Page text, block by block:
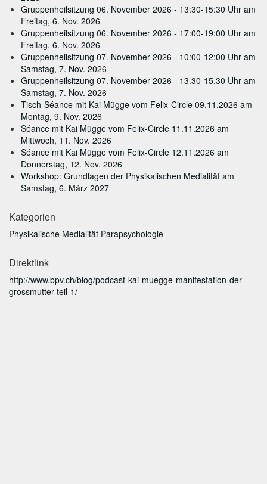
Gruppenheilsitzung 06. November 2026 - 13:30-15:30 Uhr am
Freitag, 6. Nov. 2026
Gruppenheilsitzung 06. November 2026 - 17:00-19:00 Uhr am
Freitag, 6. Nov. 2026
Gruppenheilsitzung 07. November 2026 - 10:00-12:00 Uhr am
Samstag, 7. Nov. 2026
Gruppenheilsitzung 07. November 2026 - 13.30-15.30 Uhr am
Samstag, 7. Nov. 2026
Tisch-Séance mit Kai Mügge vom Felix-Circle 09.11.2026 am
Montag, 9. Nov. 2026
Séance mit Kai Mügge vom Felix-Circle 11.11.2026 am
Mittwoch, 11. Nov. 2026
Séance mit Kai Mügge vom Felix-Circle 12.11.2026 am
Donnerstag, 12. Nov. 2026
Workshop: Grundlagen der Physikalischen Medialität am
Samstag, 6. März 2027
Kategorien
Physikalische Medialität Parapsychologie
Direktlink
http://www.bpv.ch/blog/podcast-kai-muegge-manifestation-der-
grossmutter-teil-1/